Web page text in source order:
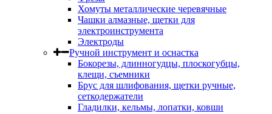
Хомуты металлические черевячные
Чашки алмазные, щетки для
электроинструмента
Электроды
Ручной инструмент и оснастка
Бокорезы, длинногудцы, плоскогубцы,
клещи, съемники
Брус для шлифования, щетки ручные,
сеткодержатели
Гладилки, кельмы, лопатки, ковши